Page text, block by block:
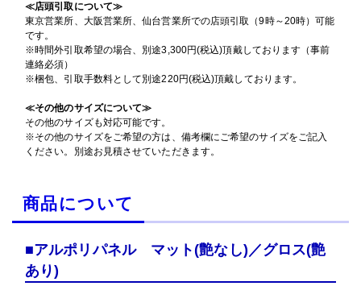
≪店頭引取について≫
東京営業所、大阪営業所、仙台営業所での店頭引取（9時～20時）可能
です。
※時間外引取希望の場合、別途3,300円(税込)頂戴しております（事前
連絡必須）
※梱包、引取手数料として別途220円(税込)頂戴しております。
≪その他のサイズについて≫
その他のサイズも対応可能です。
※その他のサイズをご希望の方は、備考欄にご希望のサイズをご記入
ください。別途お見積させていただきます。
商品について
■アルポリパネル マット(艶なし)／グロス(艶
あり)